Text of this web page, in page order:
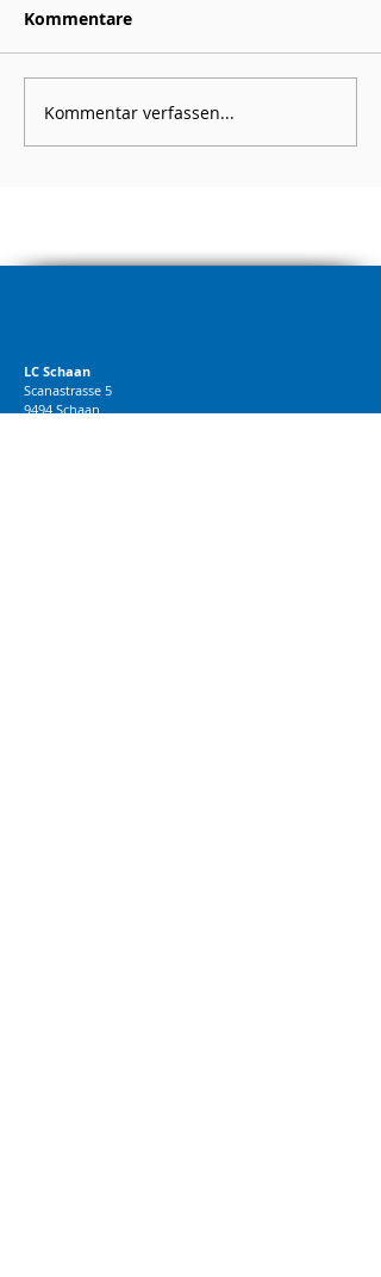
Kommentare
Kommentar verfassen...
LC Schaan
Scanastrasse 5
9494 Schaan